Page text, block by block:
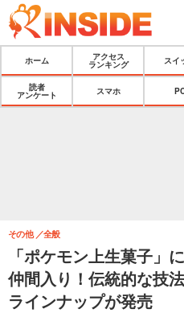
ホーム
アクセス
ランキング
スイ
読者
アンケート
スマホ
「ポケモン上生菓子」
仲間入り！伝統的な技
ラインナップが発売
その他 全般